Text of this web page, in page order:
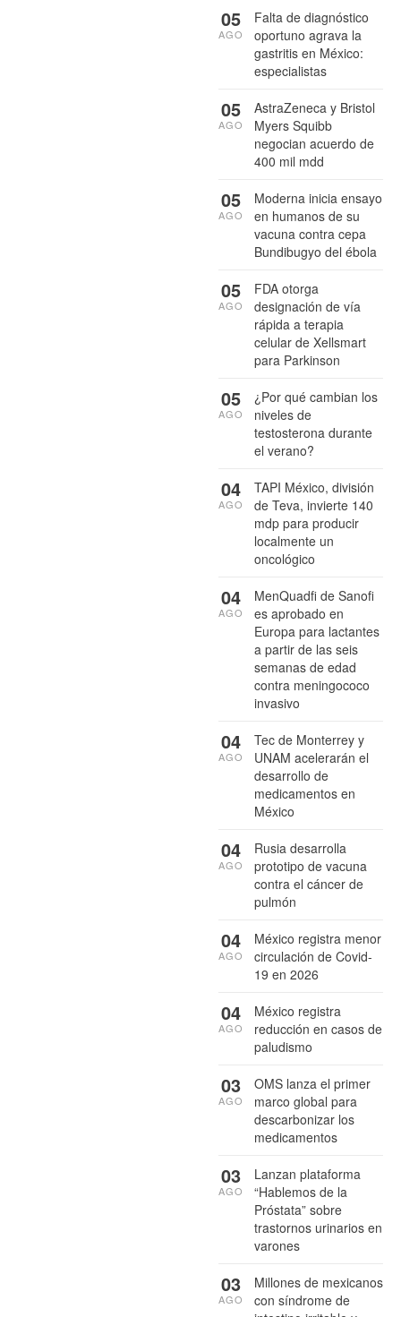
Falta de diagnóstico
oportuno agrava la
gastritis en México:
especialistas
05
AGO
AstraZeneca y Bristol
Myers Squibb
negocian acuerdo de
400 mil mdd
05
AGO
Moderna inicia ensayo
en humanos de su
vacuna contra cepa
Bundibugyo del ébola
05
AGO
FDA otorga
designación de vía
rápida a terapia
celular de Xellsmart
para Parkinson
05
AGO
¿Por qué cambian los
niveles de
testosterona durante
el verano?
05
AGO
TAPI México, división
de Teva, invierte 140
mdp para producir
localmente un
oncológico
04
AGO
MenQuadfi de Sanofi
es aprobado en
Europa para lactantes
a partir de las seis
semanas de edad
contra meningococo
invasivo
04
AGO
Tec de Monterrey y
UNAM acelerarán el
desarrollo de
medicamentos en
México
04
AGO
Rusia desarrolla
prototipo de vacuna
contra el cáncer de
pulmón
04
AGO
México registra menor
circulación de Covid-
19 en 2026
04
AGO
México registra
reducción en casos de
paludismo
04
AGO
OMS lanza el primer
marco global para
descarbonizar los
medicamentos
03
AGO
Lanzan plataforma
“Hablemos de la
Próstata” sobre
trastornos urinarios en
varones
03
AGO
Millones de mexicanos
con síndrome de
03
AGO